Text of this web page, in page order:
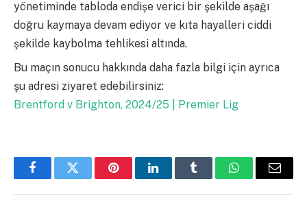
yönetiminde tabloda endişe verici bir şekilde aşağı
doğru kaymaya devam ediyor ve kıta hayalleri ciddi
şekilde kaybolma tehlikesi altında.
Bu maçın sonucu hakkında daha fazla bilgi için ayrıca
şu adresi ziyaret edebilirsiniz:
Brentford v Brighton, 2024/25 | Premier Lig
FacebookTwitter PinterestLinkedInTumblr WhatsAppEmail